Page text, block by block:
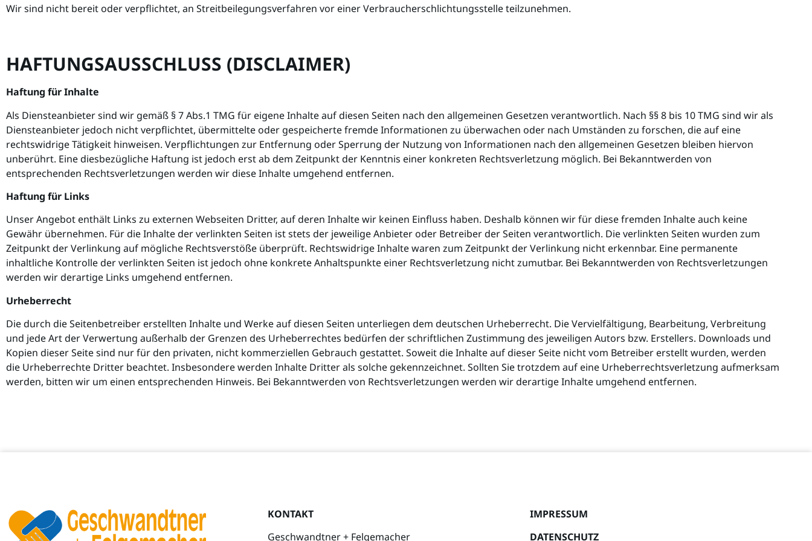
Wir sind nicht bereit oder verpflichtet, an Streitbeilegungsverfahren vor einer Verbraucherschlichtungsstelle teilzunehmen.
HAFTUNGSAUSSCHLUSS (DISCLAIMER)
Haftung für Inhalte
Als Diensteanbieter sind wir gemäß § 7 Abs.1 TMG für eigene Inhalte auf diesen Seiten nach den allgemeinen Gesetzen verantwortlich. Nach §§ 8 bis 10 TMG sind wir als
Diensteanbieter jedoch nicht verpflichtet, übermittelte oder gespeicherte fremde Informationen zu überwachen oder nach Umständen zu forschen, die auf eine
rechtswidrige Tätigkeit hinweisen. Verpflichtungen zur Entfernung oder Sperrung der Nutzung von Informationen nach den allgemeinen Gesetzen bleiben hiervon
unberührt. Eine diesbezügliche Haftung ist jedoch erst ab dem Zeitpunkt der Kenntnis einer konkreten Rechtsverletzung möglich. Bei Bekanntwerden von
entsprechenden Rechtsverletzungen werden wir diese Inhalte umgehend entfernen.
Haftung für Links
Unser Angebot enthält Links zu externen Webseiten Dritter, auf deren Inhalte wir keinen Einfluss haben. Deshalb können wir für diese fremden Inhalte auch keine
Gewähr übernehmen. Für die Inhalte der verlinkten Seiten ist stets der jeweilige Anbieter oder Betreiber der Seiten verantwortlich. Die verlinkten Seiten wurden zum
Zeitpunkt der Verlinkung auf mögliche Rechtsverstöße überprüft. Rechtswidrige Inhalte waren zum Zeitpunkt der Verlinkung nicht erkennbar. Eine permanente
inhaltliche Kontrolle der verlinkten Seiten ist jedoch ohne konkrete Anhaltspunkte einer Rechtsverletzung nicht zumutbar. Bei Bekanntwerden von Rechtsverletzungen
werden wir derartige Links umgehend entfernen.
Urheberrecht
Die durch die Seitenbetreiber erstellten Inhalte und Werke auf diesen Seiten unterliegen dem deutschen Urheberrecht. Die Vervielfältigung, Bearbeitung, Verbreitung
und jede Art der Verwertung außerhalb der Grenzen des Urheberrechtes bedürfen der schriftlichen Zustimmung des jeweiligen Autors bzw. Erstellers. Downloads und
Kopien dieser Seite sind nur für den privaten, nicht kommerziellen Gebrauch gestattet. Soweit die Inhalte auf dieser Seite nicht vom Betreiber erstellt wurden, werden
die Urheberrechte Dritter beachtet. Insbesondere werden Inhalte Dritter als solche gekennzeichnet. Sollten Sie trotzdem auf eine Urheberrechtsverletzung aufmerksam
werden, bitten wir um einen entsprechenden Hinweis. Bei Bekanntwerden von Rechtsverletzungen werden wir derartige Inhalte umgehend entfernen.
KONTAKT
Geschwandtner + Felgemacher
IMPRESSUM
DATENSCHUTZ